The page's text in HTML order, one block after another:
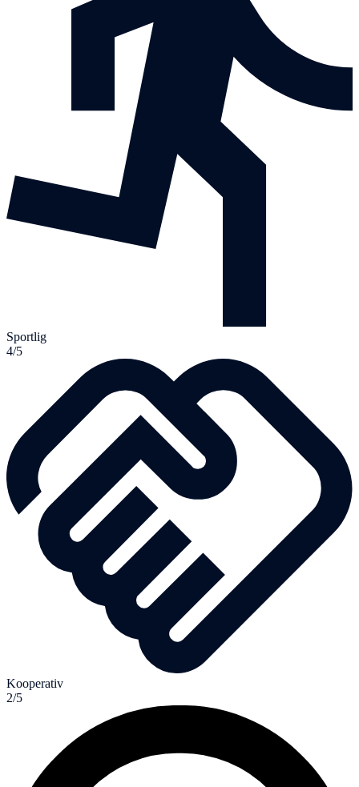
Sportlig
4/5
Kooperativ
2/5